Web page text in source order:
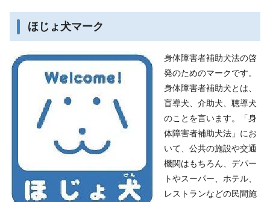
ほじょ犬マーク
身体障害者補助犬法の啓
発のためのマークです。
身体障害者補助犬とは、
盲導犬、介助犬、聴導犬
のことを言います。「身
体障害者補助犬法」にお
いて、公共の施設や交通
機関はもちろん、デパー
トやスーパー、ホテル、
レストランなどの民間施